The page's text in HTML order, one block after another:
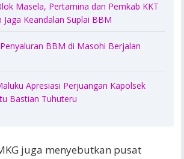
Masela, Pertamina dan Pemkab KKT
Keandalan Suplai BBM
BBM di Masohi Berjalan
Apresiasi Perjuangan Kapolsek
Bastian Tuhuteru
juga menyebutkan pusat